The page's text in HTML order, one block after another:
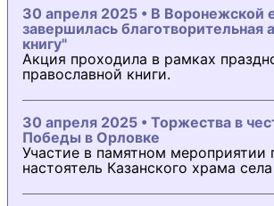
30 апреля 2025 • В Воронежской
завершилась благотворительная
книгу"
Акция проходила в рамках
православной книги.
30 апреля 2025 • Торжества в
Победы в Орловке
Участие в памятном мероприятии
настоятель Казанского храма